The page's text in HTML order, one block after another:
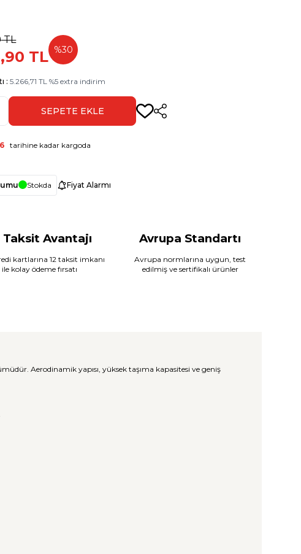
TL
TL %30
:5.266,71 TL%5 extra indirim
SEPETE EKLE Paylaş
tarihine kadar kargoda
Stokda Fiyat Alarmı
Taksit Avantajı
kartlarına 12 taksit imkanı
ile kolay ödeme fırsatı
Avrupa Standartı
Avrupa normlarına uygun, test
edilmiş ve sertifikalı ürünler
Aerodinamik yapısı, yüksek taşıma kapasitesi ve geniş